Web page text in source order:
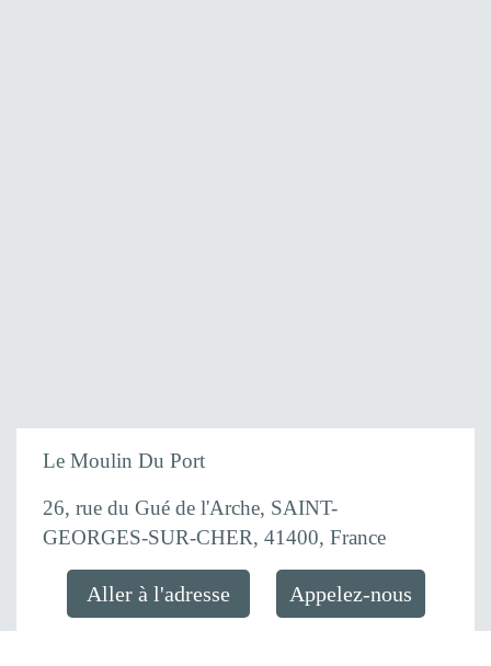
Le Moulin Du Port
26, rue du Gué de l'Arche, SAINT-
GEORGES-SUR-CHER, 41400, France
Aller à l'adresse Appelez-nous